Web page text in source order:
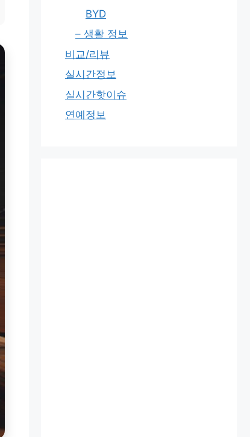
BYD
– 생활 정보
비교/리뷰
실시간정보
실시간핫이슈
연예정보